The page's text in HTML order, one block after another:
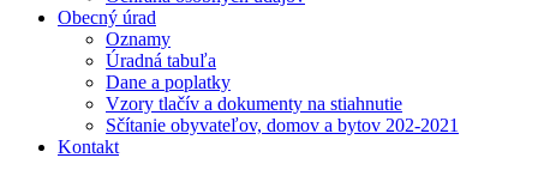
Obecný úrad
Oznamy
Úradná tabuľa
Dane a poplatky
Vzory tlačív a dokumenty na stiahnutie
Sčítanie obyvateľov, domov a bytov 202-2021
Kontakt